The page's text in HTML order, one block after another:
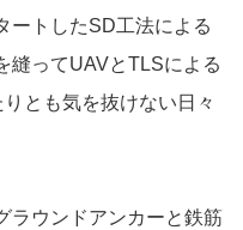
ートしたSD工法による
縫ってUAVとTLSによる
とも気を抜けない日々
ラウンドアンカーと鉄筋